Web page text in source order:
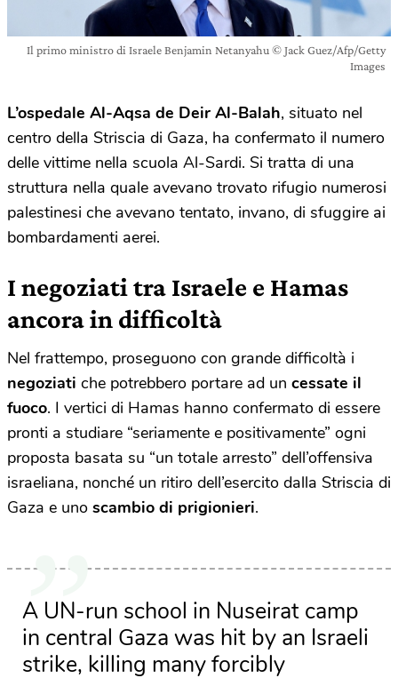
Il primo ministro di Israele Benjamin Netanyahu © Jack Guez/Afp/Getty
Images
L’ospedale Al-Aqsa de Deir Al-Balah, situato nel
centro della Striscia di Gaza, ha confermato il numero
delle vittime nella scuola Al-Sardi. Si tratta di una
struttura nella quale avevano trovato rifugio numerosi
palestinesi che avevano tentato, invano, di sfuggire ai
bombardamenti aerei.
I negoziati tra Israele e Hamas
ancora in difficoltà
Nel frattempo, proseguono con grande difficoltà i
negoziati che potrebbero portare ad un cessate il
fuoco. I vertici di Hamas hanno confermato di essere
pronti a studiare “seriamente e positivamente” ogni
proposta basata su “un totale arresto” dell’offensiva
israeliana, nonché un ritiro dell’esercito dalla Striscia di
Gaza e uno scambio di prigionieri.
A UN-run school in Nuseirat camp
in central Gaza was hit by an Israeli
strike, killing many forcibly